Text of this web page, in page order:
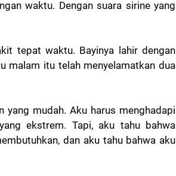
waktu. Dengan suara sirine yang
tepat waktu. Bayinya lahir dengan
malam itu telah menyelamatkan dua
yang mudah. Aku harus menghadapi
ekstrem. Tapi, aku tahu bahwa
dan aku tahu bahwa aku